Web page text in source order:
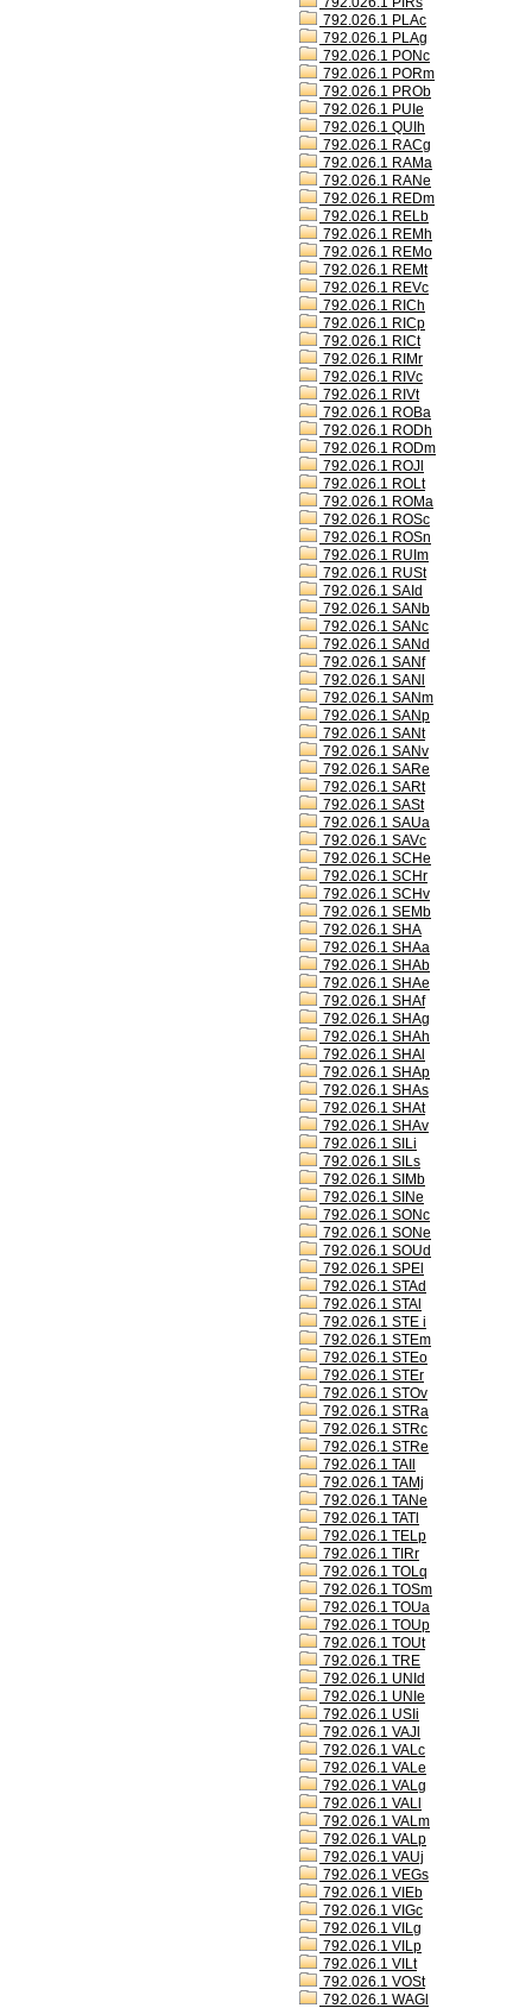
792.026.1 PLAc
792.026.1 PLAg
792.026.1 PONc
792.026.1 PORm
792.026.1 PROb
792.026.1 PUIe
792.026.1 QUIh
792.026.1 RACg
792.026.1 RAMa
792.026.1 RANe
792.026.1 REDm
792.026.1 RELb
792.026.1 REMh
792.026.1 REMo
792.026.1 REMt
792.026.1 REVc
792.026.1 RICh
792.026.1 RICp
792.026.1 RICt
792.026.1 RIMr
792.026.1 RIVc
792.026.1 RIVt
792.026.1 ROBa
792.026.1 RODh
792.026.1 RODm
792.026.1 ROJl
792.026.1 ROLt
792.026.1 ROMa
792.026.1 ROSc
792.026.1 ROSn
792.026.1 RUIm
792.026.1 RUSt
792.026.1 SAId
792.026.1 SANb
792.026.1 SANc
792.026.1 SANd
792.026.1 SANf
792.026.1 SANl
792.026.1 SANm
792.026.1 SANp
792.026.1 SANt
792.026.1 SANv
792.026.1 SARe
792.026.1 SARt
792.026.1 SASt
792.026.1 SAUa
792.026.1 SAVc
792.026.1 SCHe
792.026.1 SCHr
792.026.1 SCHv
792.026.1 SEMb
792.026.1 SHA
792.026.1 SHAa
792.026.1 SHAb
792.026.1 SHAe
792.026.1 SHAf
792.026.1 SHAg
792.026.1 SHAh
792.026.1 SHAl
792.026.1 SHAp
792.026.1 SHAs
792.026.1 SHAt
792.026.1 SHAv
792.026.1 SILi
792.026.1 SILs
792.026.1 SIMb
792.026.1 SINe
792.026.1 SONc
792.026.1 SONe
792.026.1 SOUd
792.026.1 SPEl
792.026.1 STAd
792.026.1 STAl
792.026.1 STE i
792.026.1 STEm
792.026.1 STEo
792.026.1 STEr
792.026.1 STOv
792.026.1 STRa
792.026.1 STRc
792.026.1 STRe
792.026.1 TAIl
792.026.1 TAMj
792.026.1 TANe
792.026.1 TATl
792.026.1 TELp
792.026.1 TIRr
792.026.1 TOLq
792.026.1 TOSm
792.026.1 TOUa
792.026.1 TOUp
792.026.1 TOUt
792.026.1 TRE
792.026.1 UNId
792.026.1 UNIe
792.026.1 USIi
792.026.1 VAJl
792.026.1 VALc
792.026.1 VALe
792.026.1 VALg
792.026.1 VALl
792.026.1 VALm
792.026.1 VALp
792.026.1 VAUj
792.026.1 VEGs
792.026.1 VIEb
792.026.1 VIGc
792.026.1 VILg
792.026.1 VILp
792.026.1 VILt
792.026.1 VOSt
792.026.1 WAGl